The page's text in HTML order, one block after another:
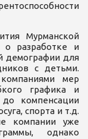
Мурманской
о разработке и
демографии для
с детьми.
мер
графика и
компенсации
спорта и т.д.
компании уже
однако